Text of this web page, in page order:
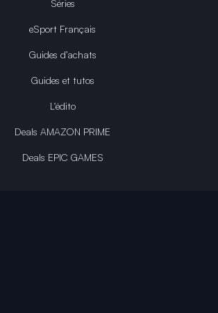
Séries
eSport Français
Guides d’achats
Guides et tutos
L'édito
Deals AMAZON PRIME
Deals EPIC GAMES